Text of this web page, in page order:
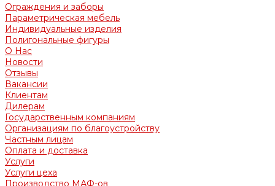
Ограждения и заборы
Параметрическая мебель
Индивидуальные изделия
Полигональные фигуры
О Нас
Новости
Отзывы
Вакансии
Клиентам
Дилерам
Государственным компаниям
Организациям по благоустройству
Частным лицам
Оплата и доставка
Услуги
Услуги цеха
Производство МАФ-ов